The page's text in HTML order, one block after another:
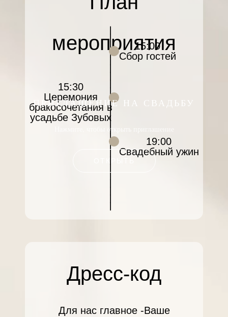
ПРИГЛАШЕНИЕ НА СВАДЬБУ
Нажмите, чтобы открыть приглашение
________________________
мероприятия
15:30
Церемония
бракосочетания в
усадьбе Зубовых
15:00
Сбор гостей
19:00
Свадебный ужин
Для нас главное -Ваше
Дресс-код